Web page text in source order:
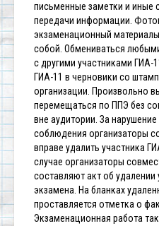
письменные заметки и иные
передачи информации.
экзаменационный
собой. Обмениваться
с другими участниками ГИА-
ГИА-11 в черновики со
организации. Произвольно
перемещаться по ППЭ без
вне аудитории. За нарушение
соблюдения организаторы
вправе удалить участника
случае организаторы
составляют акт об удалении
экзамена. На бланках
проставляется отметка о
Экзаменационная работа